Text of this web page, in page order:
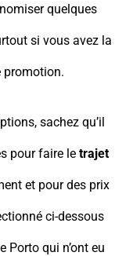
quelques
si vous avez la
promotion.
sachez qu’il
pour faire le trajet
et pour des prix
ci-dessous
Porto qui n’ont eu